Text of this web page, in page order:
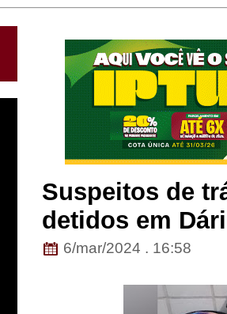
Suspeitos de
detidos em
6/mar/2024 . 16:58